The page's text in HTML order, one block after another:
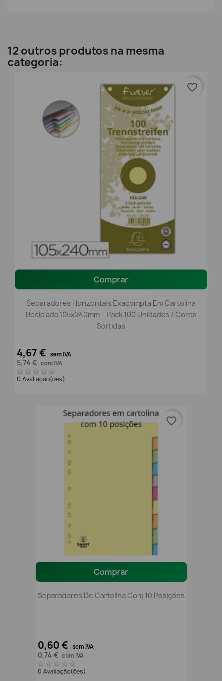
12 outros produtos na mesma
categoria:
Comprar
Separadores Horizontais Exacompta Em Cartolina
Reciclada 105x240mm – Pack 100 Unidades / Cores
Sortidas
4,67 € sem IVA
5,74 € com IVA
0 Avaliação(ões)
favorite_border
Comprar
Separadores De Cartolina Com 10 Posições
0,60 € sem IVA
0,74 € com IVA
0 Avaliação(ões)
favorite_border